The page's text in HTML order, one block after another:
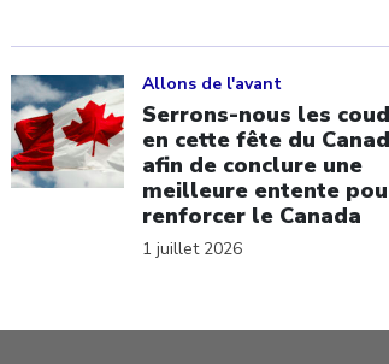
Allons de l'avant
Serrons-nous les
en cette fête du
afin de conclure une
meilleure entente
renforcer le Canada
1 juillet 2026